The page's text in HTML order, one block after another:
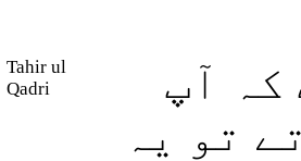
Tahir ul
Qadri
کہ آپ
تو یہ